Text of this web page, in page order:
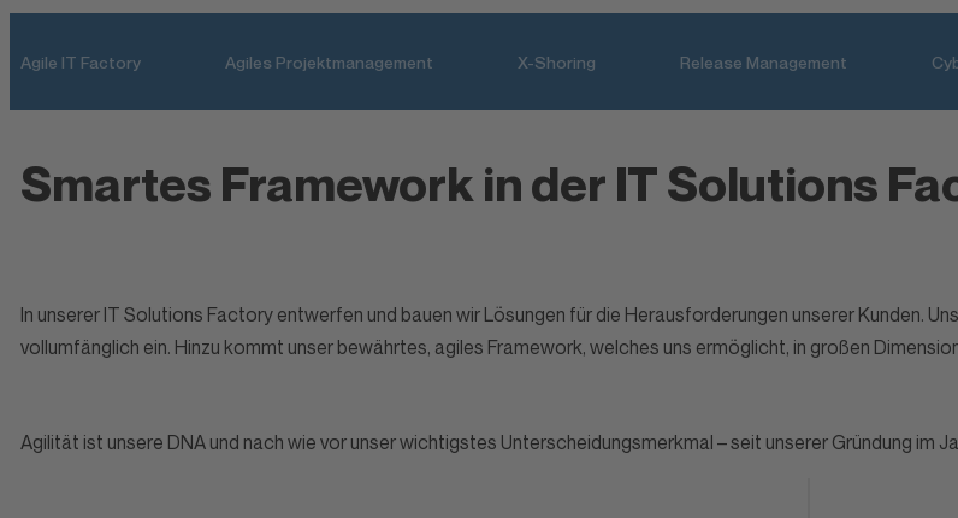
Agile IT Factory Agiles Projektmanagement X-Shoring Release Management
Smartes Framework in der IT Solutions
In unserer IT Solutions Factory entwerfen und bauen wir Lösungen für die Herausforderungen unserer Kunden.
vollumfänglich ein. Hinzu kommt unser bewährtes, agiles Framework, welches uns ermöglicht, in großen
Agilität ist unsere DNA und nach wie vor unser wichtigstes Unterscheidungsmerkmal – seit unserer Gründung im